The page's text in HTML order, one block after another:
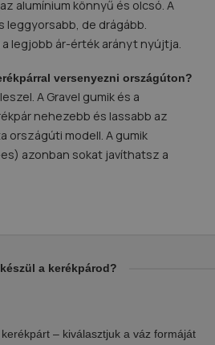
alumínium könnyű és olcsó. A
leggyorsabb, de drágább.
a legjobb ár-érték arányt nyújtja.
versenyezni országúton?
A Gravel gumik és a
nehezebb és lassabb az
országúti modell. A gumik
azonban sokat javíthatsz a
a kerékpárod?
– kiválasztjuk a váz formáját